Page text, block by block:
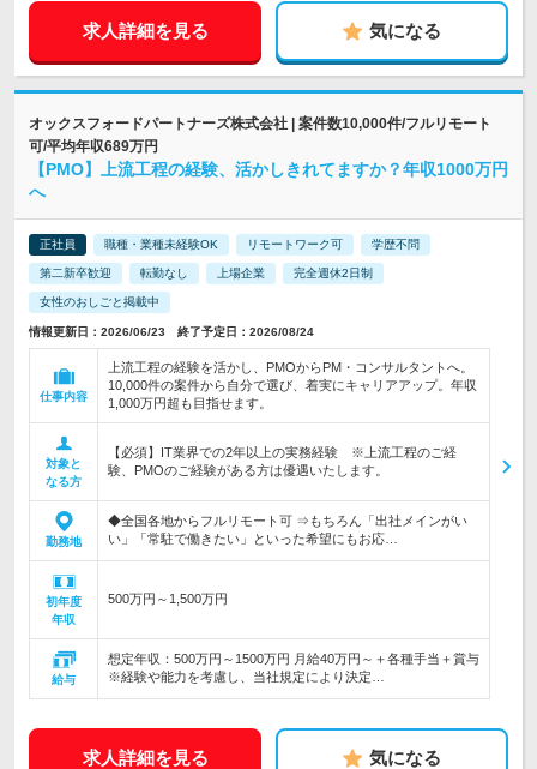
求人詳細を見る 気になる
オックスフォードパートナーズ株式会社 | 案件数10,000件/フルリモート
可/平均年収689万円
【PMO】上流工程の経験、活かしきれてますか？年収1000万円
へ
正社員 職種・業種未経験OK リモートワーク可 学歴不問
第二新卒歓迎 転勤なし 上場企業 完全週休2日制
女性のおしごと掲載中
情報更新日：2026/06/23 終了予定日：2026/08/24
仕事内容
上流工程の経験を活かし、PMOからPM・コンサルタントへ。
10,000件の案件から自分で選び、着実にキャリアアップ。年収
1,000万円超も目指せます。
対象と
なる方
【必須】IT業界での2年以上の実務経験 ※上流工程のご経
験、PMOのご経験がある方は優遇いたします。
勤務地
◆全国各地からフルリモート可 ⇒もちろん「出社メインがい
い」「常駐で働きたい」といった希望にもお応…
初年度
年収
500万円～1,500万円
給与
想定年収：500万円～1500万円 月給40万円～＋各種手当＋賞与
※経験や能力を考慮し、当社規定により決定…
求人詳細を見る 気になる